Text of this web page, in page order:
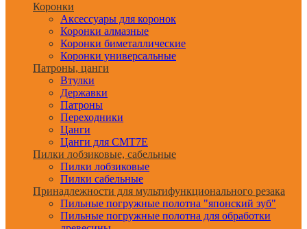
Коронки
Аксессуары для коронок
Коронки алмазные
Коронки биметаллические
Коронки универсальные
Патроны, цанги
Втулки
Державки
Патроны
Переходники
Цанги
Цанги для CMT7E
Пилки лобзиковые, сабельные
Пилки лобзиковые
Пилки сабельные
Принадлежности для мультифункционального резака
Пильные погружные полотна "японский зуб"
Пильные погружные полотна для обработки